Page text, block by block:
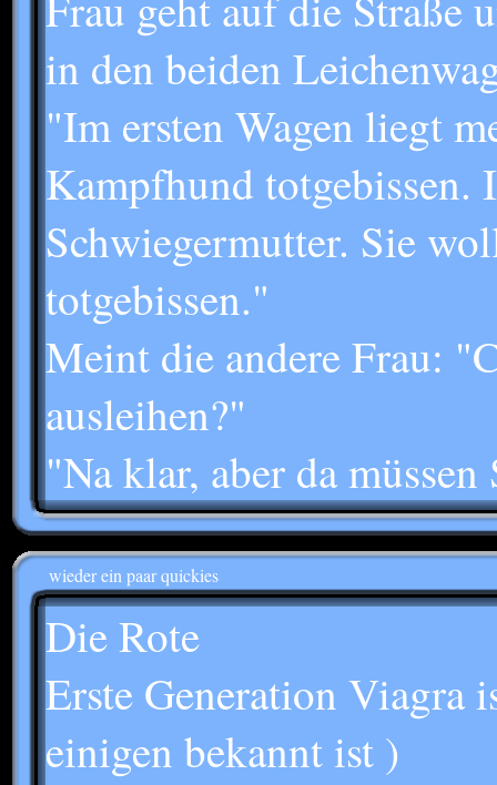
in den beiden
"Im ersten Wagen liegt
Kampfhund totgebissen.
Schwiegermutter. Sie
totgebissen."
Meint die andere Frau:
ausleihen?"
"Na klar, aber da
wieder ein paar quickies
Die Rote
Erste Generation Viagra
einigen bekannt ist )